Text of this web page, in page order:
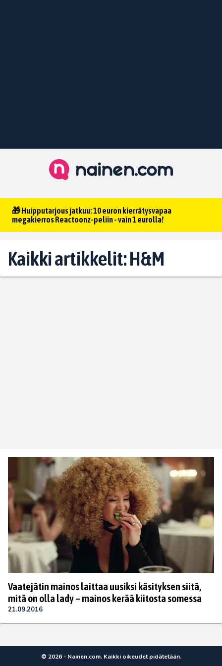
🎁 Huipputarjous jatkuu: 10 euron kierrätysvapaa
megakierros Reactoonz-peliin - vain 1 eurolla!
Kaikki artikkelit: H&M
Vaatejätin mainos laittaa uusiksi käsityksen siitä,
mitä on olla lady – mainos kerää kiitosta somessa
21.09.2016
© 2026 - Nainen.com. Kaikki oikeudet pidätetään.